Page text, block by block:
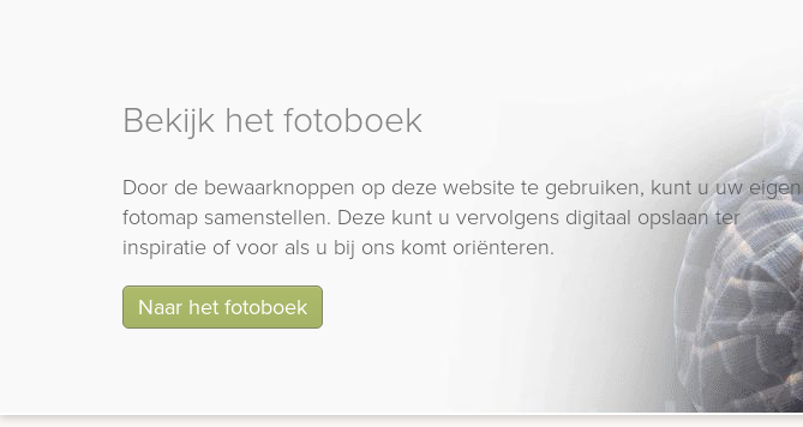
Bekijk het fotoboek
Door de bewaarknoppen op deze website te gebruiken, kunt u uw eigen
fotomap samenstellen. Deze kunt u vervolgens digitaal opslaan ter
inspiratie of voor als u bij ons komt oriënteren.
Naar het fotoboek